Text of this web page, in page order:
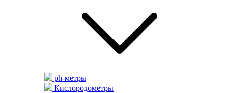
ph-метры
Кислородометры